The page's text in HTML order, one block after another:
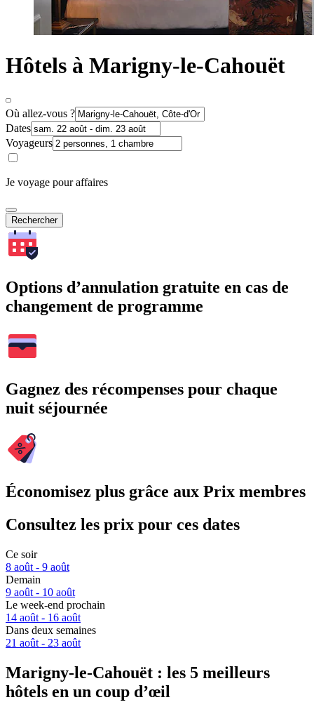
Hôtels à Marigny-le-Cahouët
Où allez-vous ?
Dates
Voyageurs
Je voyage pour affaires
Rechercher
Options d’annulation gratuite en cas de
changement de programme
Gagnez des récompenses pour chaque
nuit séjournée
Économisez plus grâce aux Prix membres
Consultez les prix pour ces dates
Ce soir
8 août - 9 août
Demain
9 août - 10 août
Le week-end prochain
14 août - 16 août
Dans deux semaines
21 août - 23 août
Marigny-le-Cahouët : les 5 meilleurs
hôtels en un coup d’œil